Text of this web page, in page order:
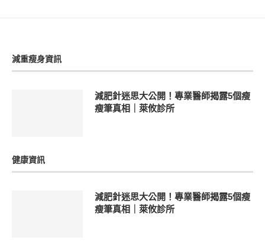
減重瘦身資訊
減肥針迷思大公開！專業醫師揭露5個瘦
瘦筆真相｜萊攸診所
健康資訊
減肥針迷思大公開！專業醫師揭露5個瘦
瘦筆真相｜萊攸診所